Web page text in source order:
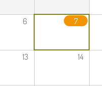
6 7
13 14